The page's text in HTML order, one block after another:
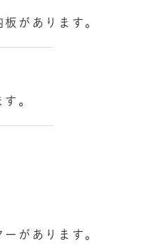
があります。
。
があります。